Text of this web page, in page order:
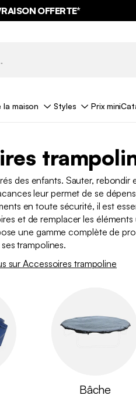
OFFERTE*
la maison Styles Prix mini
des enfants. Sauter, rebondir
leur permet de se
en toute sécurité, il est
et de remplacer les
une gamme complète de
ses trampolines.
sur Accessoires trampoline
Bâche